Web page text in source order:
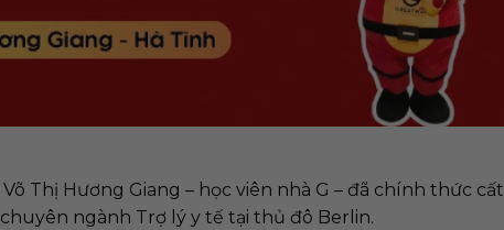
Thị Hương Giang – học viên nhà G – đã chính thức cất
ngành Trợ lý y tế tại thủ đô Berlin.